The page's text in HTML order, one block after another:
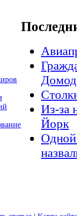
Из-за
Йорк
Одной